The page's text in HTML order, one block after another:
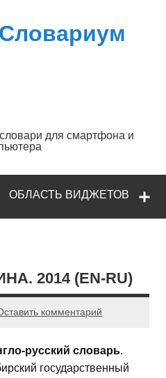
Словариум
для смартфона и
ОБЛАСТЬ ВИДЖЕТОВ
2014 (EN-RU)
комментарий
русский словарь.
государственный